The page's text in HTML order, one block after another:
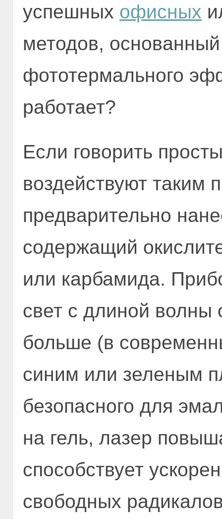
успешных офисных
методов,
фототермального
работает?
Если говорить
воздействуют таким
предварительно
содержащий
или карбамида.
свет с длиной волны
больше (в
синим или зеленым
безопасного для
на гель, лазер
способствует
свободных